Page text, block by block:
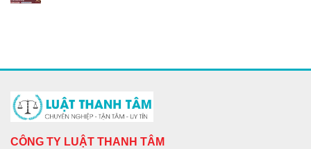
CÔNG TY LUẬT THANH TÂM